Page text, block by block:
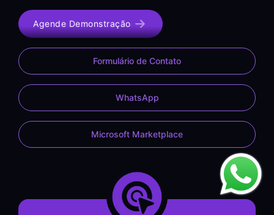
Agende Demonstração
Formulário de Contato
WhatsApp
Microsoft Marketplace